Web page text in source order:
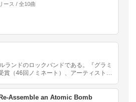
ース / 全10曲
ランドのロックバンドである。『グラミ
賞（46回ノミネート）、アーティストグ
an Atomic Bomb